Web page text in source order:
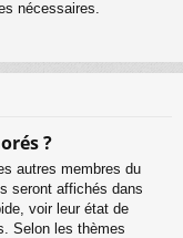
nécessaires.
?
autres membres du
seront affichés dans
voir leur état de
Selon les thèmes